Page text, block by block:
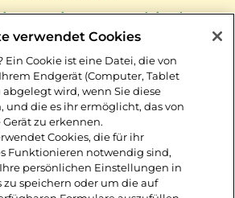
weitergaren, bis das
und der Käse
ist.:
Fladen bei 100 ºC auf
Backofen (oder in der
Die Petersilie
verwendet Cookies
Ein Cookie ist eine Datei, die von
Endgerät (Computer, Tablet
wird, wenn Sie diese
und die es ihr ermöglicht, das von
zu erkennen.
Cookies, die für ihr
Funktionieren notwendig sind,
persönlichen Einstellungen in
zu speichern oder um die auf